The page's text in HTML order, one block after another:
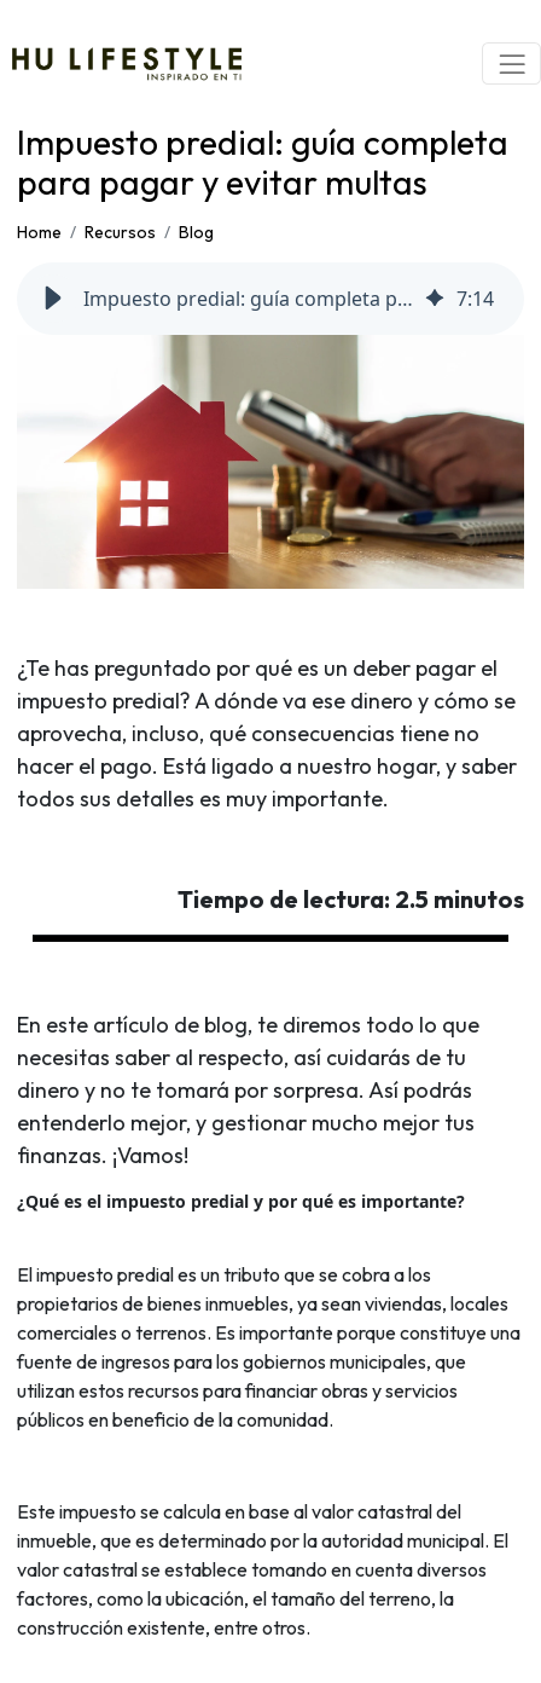
Impuesto predial: guía completa
para pagar y evitar multas
Home Recursos Blog
Impuesto predial: guía completa para pagar y evitar multas 7:14
¿Te has preguntado por qué es un deber pagar el
impuesto predial? A dónde va ese dinero y cómo se
aprovecha, incluso, qué consecuencias tiene no
hacer el pago. Está ligado a nuestro hogar, y saber
todos sus detalles es muy importante.
Tiempo de lectura: 2.5 minutos
En este artículo de blog, te diremos todo lo que
necesitas saber al respecto, así cuidarás de tu
dinero y no te tomará por sorpresa. Así podrás
entenderlo mejor, y gestionar mucho mejor tus
finanzas. ¡Vamos!
¿Qué es el impuesto predial y por qué es importante?
El impuesto predial es un tributo que se cobra a los
propietarios de bienes inmuebles, ya sean viviendas, locales
comerciales o terrenos. Es importante porque constituye una
fuente de ingresos para los gobiernos municipales, que
utilizan estos recursos para financiar obras y servicios
públicos en beneficio de la comunidad.
Este impuesto se calcula en base al valor catastral del
inmueble, que es determinado por la autoridad municipal. El
valor catastral se establece tomando en cuenta diversos
factores, como la ubicación, el tamaño del terreno, la
construcción existente, entre otros.